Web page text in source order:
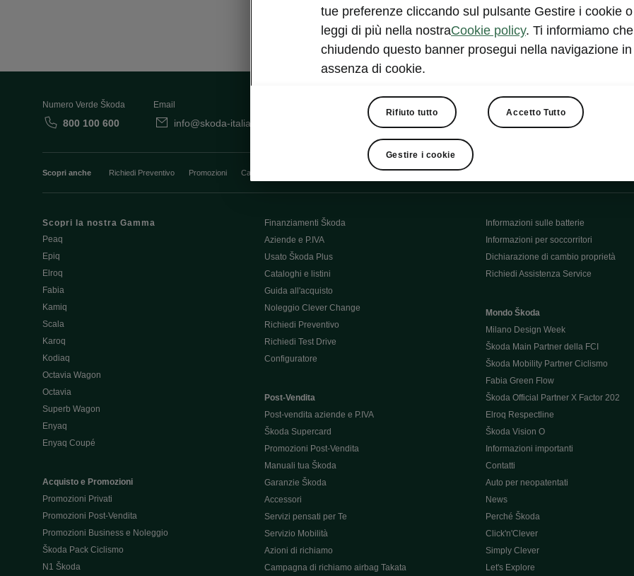
Numero Verde Škoda
800 100 600
Email
info@skoda-italia.it
Scopri anche Richiedi Preventivo Promozioni Cataloghi e Listini Rete Škoda
Scopri la nostra Gamma
Peaq
Epiq
Elroq
Fabia
Kamiq
Scala
Karoq
Kodiaq
Octavia Wagon
Octavia
Superb Wagon
Enyaq
Enyaq Coupé
Acquisto e Promozioni
Promozioni Privati
Promozioni Post-Vendita
Promozioni Business e Noleggio
Škoda Pack Ciclismo
N1 Škoda
Finanziamenti Škoda
Aziende e P.IVA
Usato Škoda Plus
Cataloghi e listini
Guida all'acquisto
Noleggio Clever Change
Richiedi Preventivo
Richiedi Test Drive
Configuratore
Post-Vendita
Post-vendita aziende e P.IVA
Škoda Supercard
Promozioni Post-Vendita
Manuali tua Škoda
Garanzie Škoda
Accessori
Servizi pensati per Te
Servizio Mobilità
Azioni di richiamo
Campagna di richiamo airbag Takata
Informazioni sulle batterie
Informazioni per soccorritori
Dichiarazione di cambio proprietà
Richiedi Assistenza Service
Mondo Škoda
Milano Design Week
Škoda Main Partner della FCI
Škoda Mobility Partner Ciclismo
Fabia Green Flow
Škoda Official Partner X Factor 202
Elroq Respectline
Škoda Vision O
Informazioni importanti
Contatti
Auto per neopatentati
News
Perché Škoda
Click'n'Clever
Simply Clever
Let's Explore
tue preferenze cliccando sul pulsante Gestire i cookie o
leggi di più nella nostraCookie policy. Ti informiamo che
chiudendo questo banner prosegui nella navigazione in
assenza di cookie.
Rifiuto tutto Accetto Tutto
Gestire i cookie